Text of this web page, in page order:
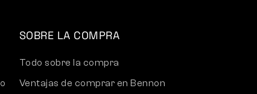
SOBRE LA COMPRA
Todo sobre la compra
Ventajas de comprar en Bennon